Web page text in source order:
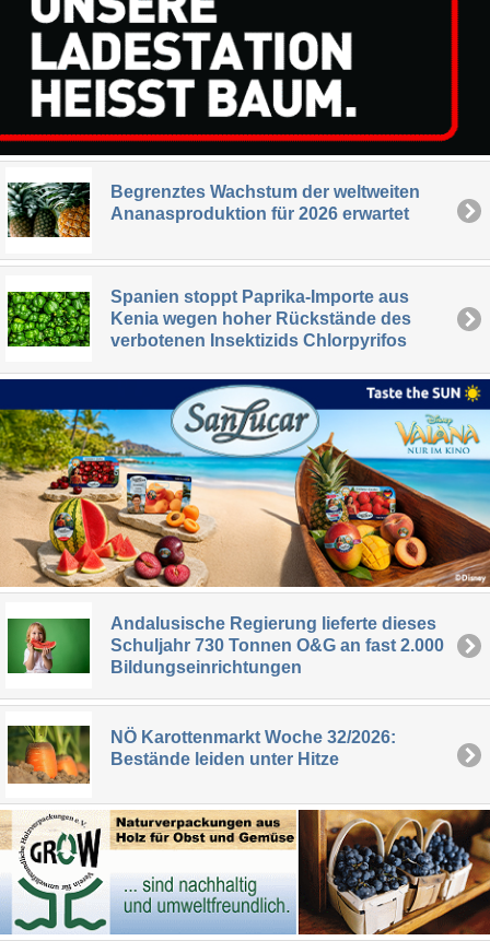
Begrenztes Wachstum der weltweiten
Ananasproduktion für 2026 erwartet
Spanien stoppt Paprika-Importe aus
Kenia wegen hoher Rückstände des
verbotenen Insektizids Chlorpyrifos
Andalusische Regierung lieferte dieses
Schuljahr 730 Tonnen O&G an fast 2.000
Bildungseinrichtungen
NÖ Karottenmarkt Woche 32/2026:
Bestände leiden unter Hitze